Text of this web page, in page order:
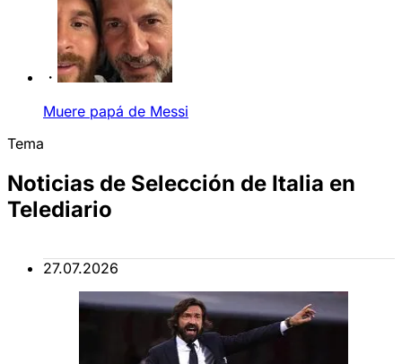
Muere papá de Messi
Tema
Noticias de Selección de Italia en
Telediario
27.07.2026